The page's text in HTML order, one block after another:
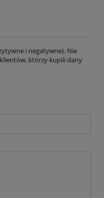
i negatywne). Nie
którzy kupili dany